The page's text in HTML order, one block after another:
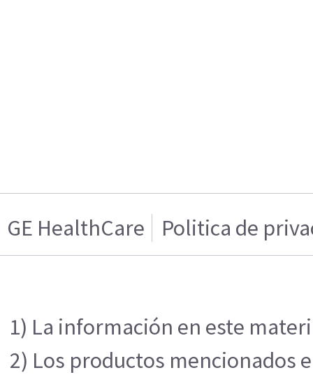
GE HealthCare Politica de
1) La información en este
2) Los productos mencionados